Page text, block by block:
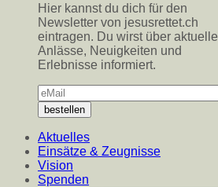
Hier kannst du dich für den
Newsletter von jesusrettet.ch
eintragen. Du wirst über aktuelle
Anlässe, Neuigkeiten und
Erlebnisse informiert.
Aktuelles
Einsätze & Zeugnisse
Vision
Spenden